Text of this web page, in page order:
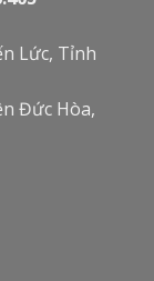
Lức, Tỉnh
Đức Hòa,